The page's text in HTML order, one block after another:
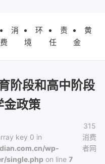
消
费
环
境
责
任
黄
金
阶段和高中阶段
金政策
key 0 in
wp-
single.php on line7
315
消费
者网